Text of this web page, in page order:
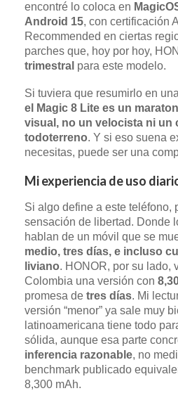
encontré lo coloca en
Android 15, con certificación
Recommended en ciertas
parches que, hoy por hoy,
trimestral para este modelo.
Si tuviera que resumirlo en
el Magic 8 Lite es un
visual, no un velocista ni un
todoterreno. Y si eso suena
necesitas, puede ser una
Mi experiencia de uso
Si algo define a este teléfono,
sensación de libertad. Donde
hablan de un móvil que se
medio, tres días, e incluso
liviano. HONOR, por su lado,
Colombia una versión con
promesa de tres días. Mi
versión “menor” ya sale muy
latinoamericana tiene todo
sólida, aunque esa parte
inferencia razonable, no
benchmark publicado
8,300 mAh.